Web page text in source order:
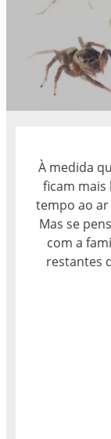
À medida
ficam mais
tempo ao ar
Mas se
com a
restantes